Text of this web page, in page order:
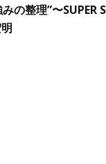
の整理”〜SUPER